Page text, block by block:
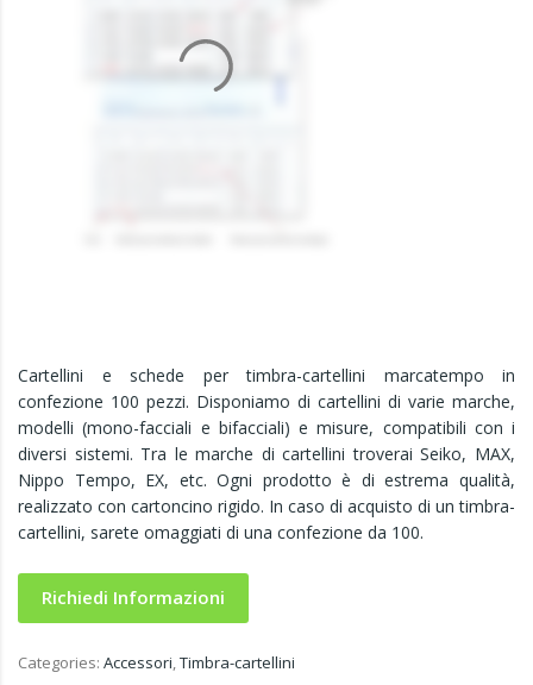
Cartellini e schede per timbra-cartellini marcatempo in
confezione 100 pezzi. Disponiamo di cartellini di varie marche,
modelli (mono-facciali e bifacciali) e misure, compatibili con i
diversi sistemi. Tra le marche di cartellini troverai Seiko, MAX,
Nippo Tempo, EX, etc. Ogni prodotto è di estrema qualità,
realizzato con cartoncino rigido. In caso di acquisto di un timbra-
cartellini, sarete omaggiati di una confezione da 100.
Richiedi Informazioni
Categories: Accessori,Timbra-cartellini